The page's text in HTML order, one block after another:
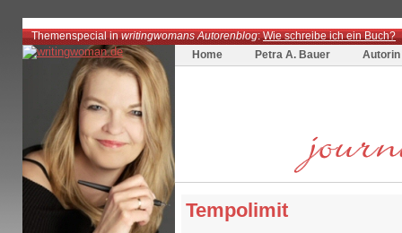
Themenspecial inwritingwomans Autorenblog:Wie schreibe ich ein Buch?
Home
Petra A. Bauer Autorin
Tempolimit